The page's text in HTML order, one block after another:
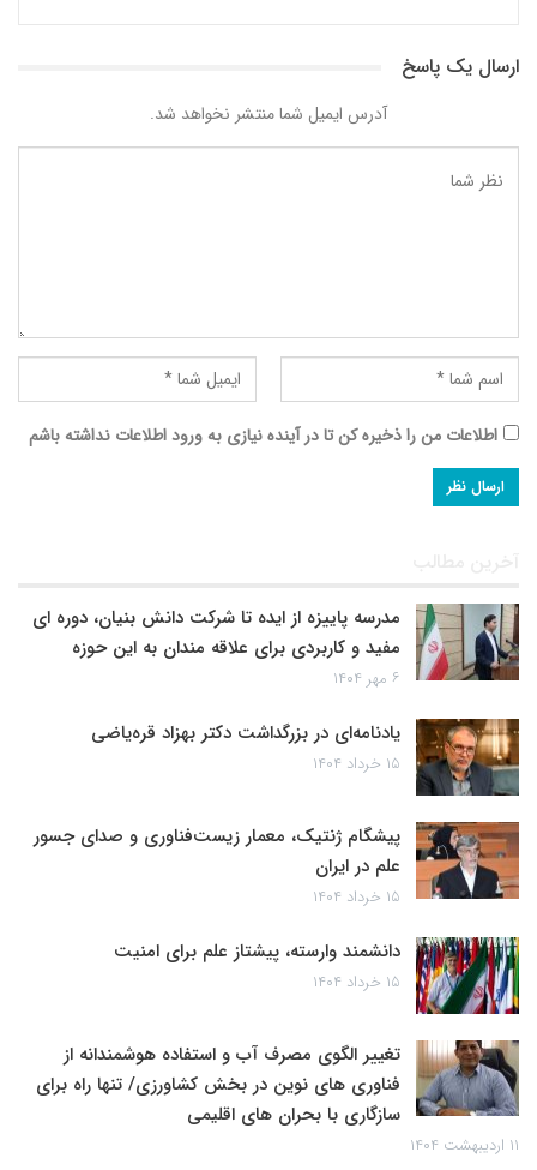
ارسال یک پاسخ
آدرس ایمیل شما منتشر نخواهد شد.
اطلاعات من را ذخیره کن تا در آینده نیازی به ورود اطلاعات نداشته باشم
آخرین مطالب
مدرسه پاییزه از ایده تا شرکت دانش بنیان، دوره ای
مفید و کاربردی برای علاقه مندان به این حوزه
۶ مهر ۱۴۰۴
یادنامه‌ای در بزرگداشت دکتر بهزاد قره‌یاضی
۱۵ خرداد ۱۴۰۴
پیشگام ژنتیک، معمار زیست‌فناوری و صدای جسور
علم در ایران
۱۵ خرداد ۱۴۰۴
دانشمند وارسته، پیشتاز علم برای امنیت
۱۵ خرداد ۱۴۰۴
تغییر الگوی مصرف آب و استفاده هوشمندانه از
فناوری های نوین در بخش کشاورزی/ تنها راه برای
سازگاری با بحران های اقلیمی
۱۱ اردیبهشت ۱۴۰۴